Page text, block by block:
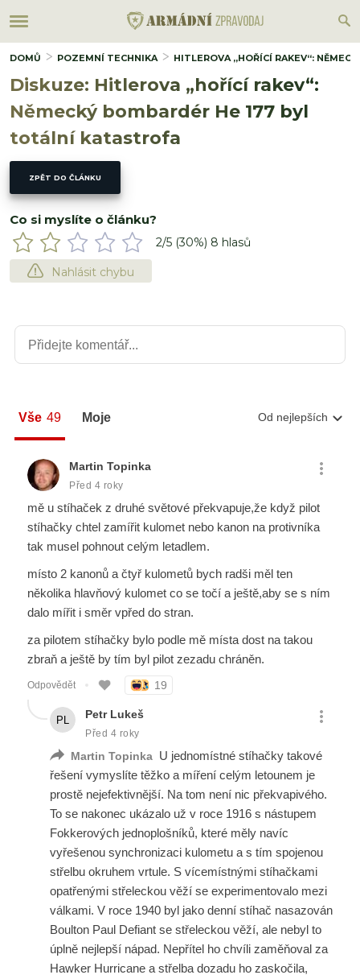
DOMŮ POZEMNÍ TECHNIKA HITLEROVA „HOŘÍCÍ RAKEV“:
Diskuze: Hitlerova „hořící rakev“:
Německý bombardér He 177 byl
totální katastrofa
ZPĚT DO ČLÁNKU
Co si myslíte o článku?
2/5 (30%) 8 hlasů
Nahlásit chybu